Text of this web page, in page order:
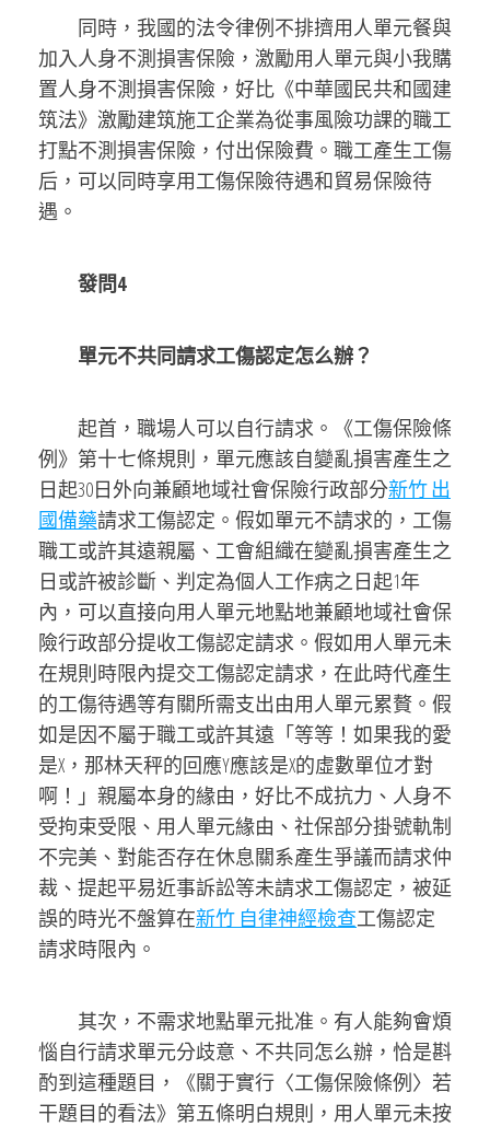
同時，我國的法令律例不排擠用人單元餐與
加入人身不測損害保險，激勵用人單元與小我購
置人身不測損害保險，好比《中華國民共和國建
筑法》激勵建筑施工企業為從事風險功課的職工
打點不測損害保險，付出保險費。職工產生工傷
后，可以同時享用工傷保險待遇和貿易保險待
遇。
發問4
單元不共同請求工傷認定怎么辦？
起首，職場人可以自行請求。《工傷保險條
例》第十七條規則，單元應該自變亂損害產生之
日起30日外向兼顧地域社會保險行政部分新竹 出
國備藥請求工傷認定。假如單元不請求的，工傷
職工或許其遠親屬、工會組織在變亂損害產生之
日或許被診斷、判定為個人工作病之日起1年
內，可以直接向用人單元地點地兼顧地域社會保
險行政部分提收工傷認定請求。假如用人單元未
在規則時限內提交工傷認定請求，在此時代產生
的工傷待遇等有關所需支出由用人單元累贅。假
如是因不屬于職工或許其遠「等等！如果我的愛
是X，那林天秤的回應Y應該是X的虛數單位才對
啊！」親屬本身的緣由，好比不成抗力、人身不
受拘束受限、用人單元緣由、社保部分掛號軌制
不完美、對能否存在休息關系產生爭議而請求仲
裁、提起平易近事訴訟等未請求工傷認定，被延
誤的時光不盤算在新竹 自律神經檢查工傷認定
請求時限內。
其次，不需求地點單元批准。有人能夠會煩
惱自行請求單元分歧意、不共同怎么辦，恰是斟
酌到這種題目，《關于實行〈工傷保險條例〉若
干題目的看法》第五條明白規則，用人單元未按